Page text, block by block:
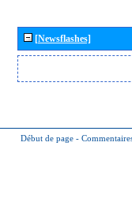
[Newsflashes]
Début de page -